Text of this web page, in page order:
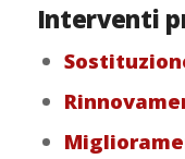
Interventi